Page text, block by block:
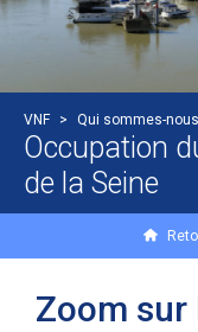
VNF > Qui sommes-nous
Occupation
de la Seine
Zoom sur